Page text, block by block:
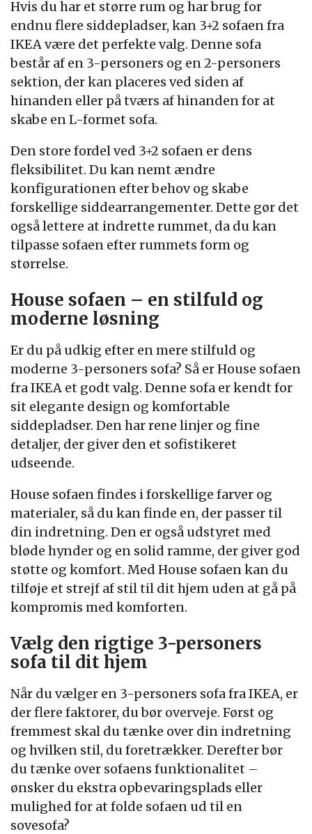
Hvis du har et større rum og har brug for
endnu flere siddepladser, kan 3+2 sofaen fra
IKEA være det perfekte valg. Denne sofa
består af en 3-personers og en 2-personers
sektion, der kan placeres ved siden af
hinanden eller på tværs af hinanden for at
skabe en L-formet sofa.
Den store fordel ved 3+2 sofaen er dens
fleksibilitet. Du kan nemt ændre
konfigurationen efter behov og skabe
forskellige siddearrangementer. Dette gør det
også lettere at indrette rummet, da du kan
tilpasse sofaen efter rummets form og
størrelse.
House sofaen – en stilfuld og
moderne løsning
Er du på udkig efter en mere stilfuld og
moderne 3-personers sofa? Så er House sofaen
fra IKEA et godt valg. Denne sofa er kendt for
sit elegante design og komfortable
siddepladser. Den har rene linjer og fine
detaljer, der giver den et sofistikeret
udseende.
House sofaen findes i forskellige farver og
materialer, så du kan finde en, der passer til
din indretning. Den er også udstyret med
bløde hynder og en solid ramme, der giver god
støtte og komfort. Med House sofaen kan du
tilføje et strejf af stil til dit hjem uden at gå på
kompromis med komforten.
Vælg den rigtige 3-personers
sofa til dit hjem
Når du vælger en 3-personers sofa fra IKEA, er
der flere faktorer, du bør overveje. Først og
fremmest skal du tænke over din indretning
og hvilken stil, du foretrækker. Derefter bør
du tænke over sofaens funktionalitet –
ønsker du ekstra opbevaringsplads eller
mulighed for at folde sofaen ud til en
sovesofa?